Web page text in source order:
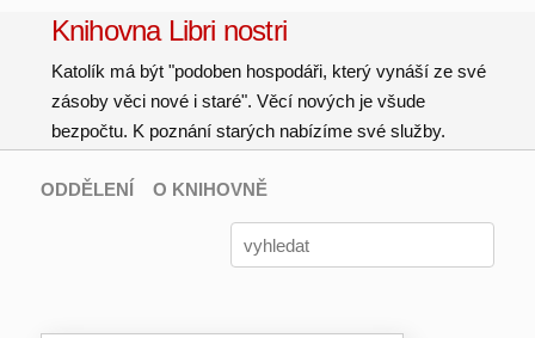
Knihovna Libri nostri
Katolík má být "podoben hospodáři, který vynáší ze své
zásoby věci nové i staré". Věcí nových je všude
bezpočtu. K poznání starých nabízíme své služby.
ODDĚLENÍ O KNIHOVNĚ